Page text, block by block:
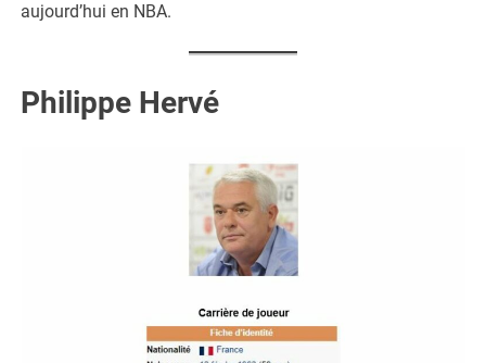
aujourd’hui en NBA.
Philippe Hervé